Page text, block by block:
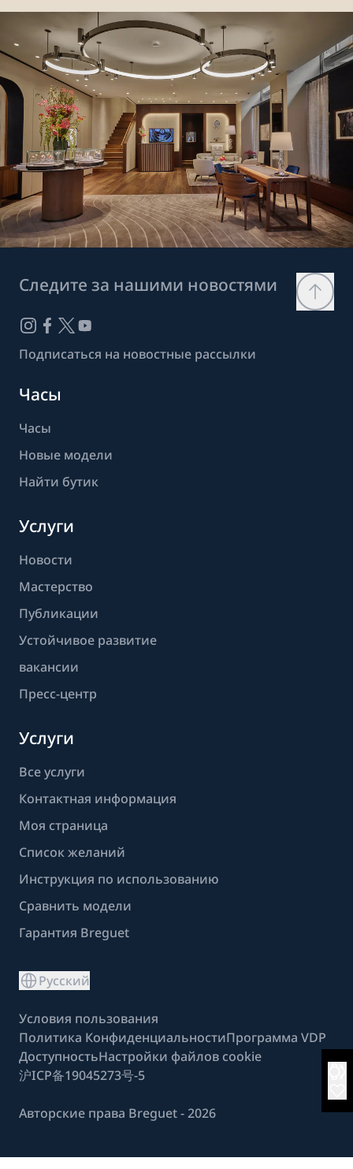
Следите за нашими новостями
Подписаться на новостные рассылки
Часы
Часы
Новые модели
Найти бутик
Услуги
Новости
Мастерство
Публикации
Устойчивое развитие
вакансии
Пресс-центр
Услуги
Все услуги
Контактная информация
Моя страница
Список желаний
Инструкция по использованию
Сравнить модели
Гарантия Breguet
Русский
Условия пользования
Политика КонфиденциальностиПрограмма VDP
ДоступностьНастройки файлов cookie
沪ICP备19045273号-5
Авторские права Breguet - 2026